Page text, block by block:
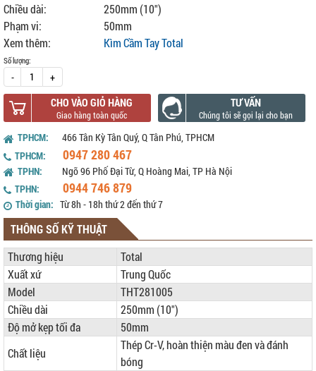
Chiều dài:
250mm (10")
Phạm vi:
50mm
Xem thêm:
Kìm Cầm Tay Total
Số lượng:
- +
CHO VÀO GIỎ HÀNG TƯ VẤN
TPHCM:
466 Tân Kỳ Tân Quý, Q Tân Phú, TPHCM
TPHCM:
0947 280 467
TPHN:
Ngõ 96 Phố Đại Từ, Q Hoàng Mai, TP Hà Nội
TPHN:
0944 746 879
Thời gian: Từ 8h - 18h thứ 2 đến thứ 7
THÔNG SỐ KỸ THUẬT
Thương hiệu
Total
Xuất xứ
Trung Quốc
Model
THT281005
Chiều dài
250mm (10")
Độ mở kẹp tối đa
50mm
Chất liệu
Thép Cr-V, hoàn thiện màu đen và đánh
bóng